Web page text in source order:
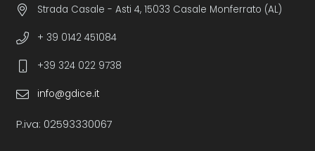
Strada Casale - Asti 4, 15033 Casale Monferrato (AL)
+ 39 0142 451084
+39 324 022 9738
info@gdice.it
P.iva: 02593330067